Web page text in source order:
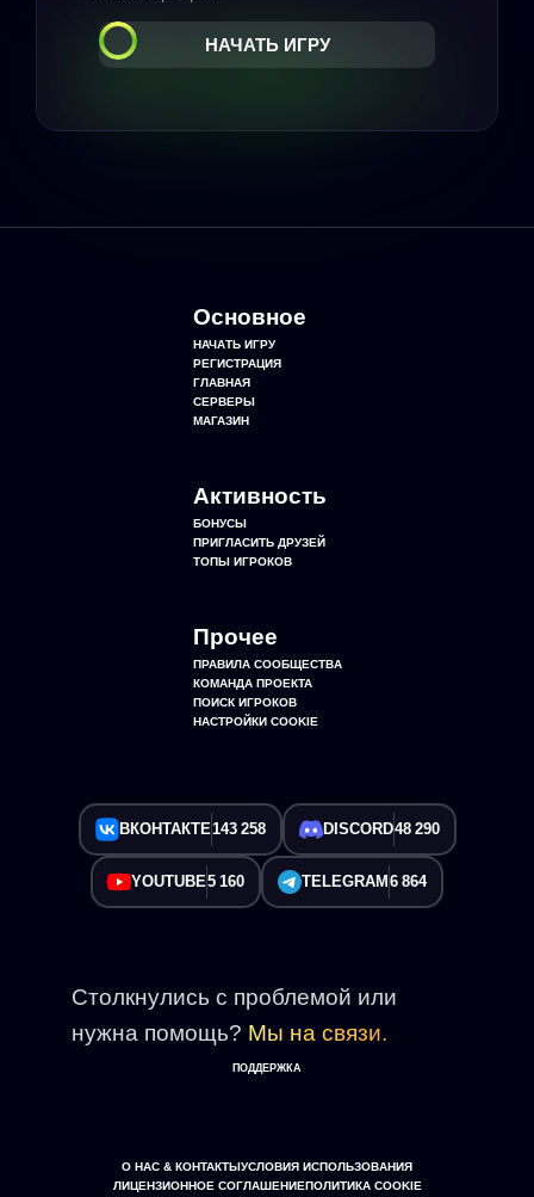
НАЧАТЬ ИГРУ
Основное
НАЧАТЬ ИГРУ
РЕГИСТРАЦИЯ
ГЛАВНАЯ
СЕРВЕРЫ
МАГАЗИН
Активность
БОНУСЫ
ПРИГЛАСИТЬ ДРУЗЕЙ
ТОПЫ ИГРОКОВ
Прочее
ПРАВИЛА СООБЩЕСТВА
КОМАНДА ПРОЕКТА
ПОИСК ИГРОКОВ
НАСТРОЙКИ COOKIE
ВКОНТАКТЕ143 258 DISCORD48 290
YOUTUBE5 160 TELEGRAM 6 864
Столкнулись с проблемой или
нужна помощь? Мы на связи.
ПОДДЕРЖКА
О НАС & КОНТАКТЫУСЛОВИЯ ИСПОЛЬЗОВАНИЯ
ЛИЦЕНЗИОННОЕ СОГЛАШЕНИЕПОЛИТИКА COOKIE